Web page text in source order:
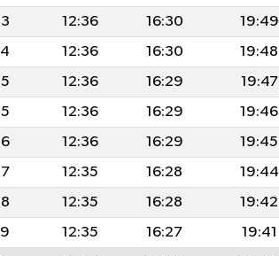
12:36 16:30 19:49
12:36 16:30 19:48
12:36 16:29 19:47
12:36 16:29 19:46
12:36 16:29 19:45
12:35 16:28 19:44
12:35 16:28 19:42
12:35 16:27 19:41